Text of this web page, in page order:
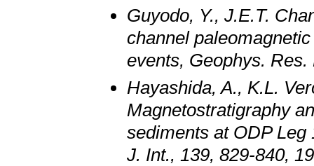
Guyodo, Y., J.E.T.
channel
events, Geophys.
Hayashida, A., K.L.
Magnetostratigraphy
sediments at ODP
J. Int., 139, 829-840,